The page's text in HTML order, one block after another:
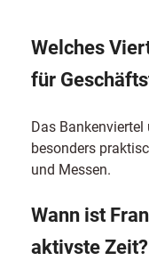
Welches
für
Das
besonders
und Messen.
Wann ist
aktivste Zeit?